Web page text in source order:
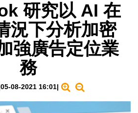
研究以 AI 在
況下分析加密
強廣告定位業
務
05-08-2021 16:01|